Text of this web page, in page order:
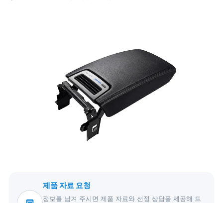
제품 자료 요청
정보를 남겨 주시면 제품 자료와 선정 상담을 제공해 드